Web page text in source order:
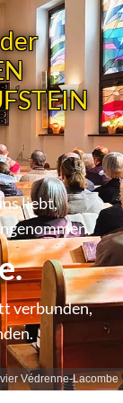
liebt,
verbunden,
Védrenne-Lacombe